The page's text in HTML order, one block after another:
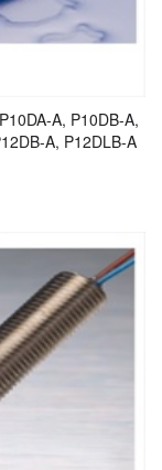
A, P10DB-A,
A, P12DLB-A